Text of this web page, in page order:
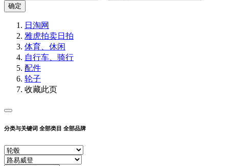
确定
日淘网
雅虎拍卖日拍
体育、休闲
自行车、骑行
配件
轮子
收藏此页
分类与关键词 全部类目 全部品牌